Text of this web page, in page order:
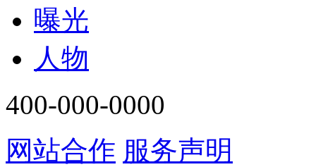
曝光
人物
400-000-0000
网站合作 服务声明